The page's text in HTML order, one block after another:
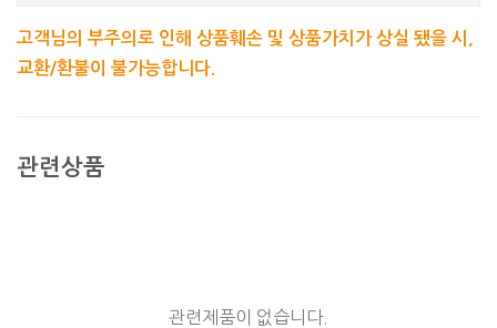
고객님의 부주의로 인해 상품훼손 및 상품가치가 상실 됐을 시,
교환/환불이 불가능합니다.
관련상품
관련제품이 없습니다.